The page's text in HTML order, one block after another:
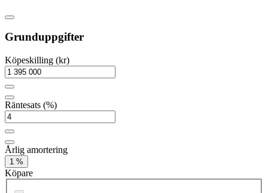
Grunduppgifter
Köpeskilling (kr)
Räntesats (%)
Årlig amortering
1 %
Köpare